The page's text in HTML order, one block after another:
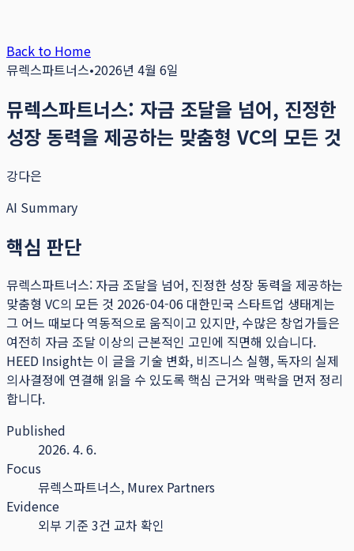
Back to Home
뮤렉스파트너스•2026년 4월 6일
뮤렉스파트너스: 자금 조달을 넘어, 진정한
성장 동력을 제공하는 맞춤형 VC의 모든 것
강다은
AI Summary
핵심 판단
뮤렉스파트너스: 자금 조달을 넘어, 진정한 성장 동력을 제공하는
맞춤형 VC의 모든 것 2026-04-06 대한민국 스타트업 생태계는
그 어느 때보다 역동적으로 움직이고 있지만, 수많은 창업가들은
여전히 자금 조달 이상의 근본적인 고민에 직면해 있습니다.
HEED Insight는 이 글을 기술 변화, 비즈니스 실행, 독자의 실제
의사결정에 연결해 읽을 수 있도록 핵심 근거와 맥락을 먼저 정리
합니다.
Published
2026. 4. 6.
Focus
뮤렉스파트너스, Murex Partners
Evidence
외부 기준 3건 교차 확인